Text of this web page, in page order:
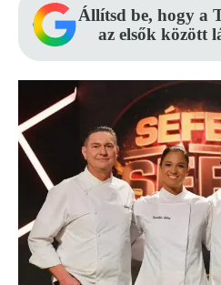
Állítsd be, hogy a
az elsők között